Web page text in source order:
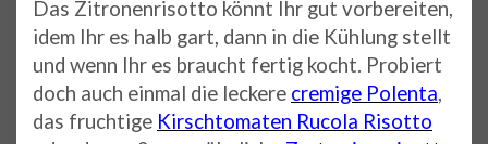
Das Zitronenrisotto könnt Ihr gut vorbereiten,
idem Ihr es halb gart, dann in die Kühlung stellt
und wenn Ihr es braucht fertig kocht. Probiert
doch auch einmal die leckere cremige Polenta,
das fruchtige Kirschtomaten Rucola Risotto